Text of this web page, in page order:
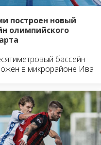
построен новый
олимпийского
бассейн
в микрорайоне Ива